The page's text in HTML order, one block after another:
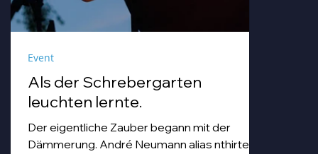
Als der Schrebergarten
leuchten lernte.
Der eigentliche Zauber begann mit der
Dämmerung. André Neumann alias nthirteen
Event